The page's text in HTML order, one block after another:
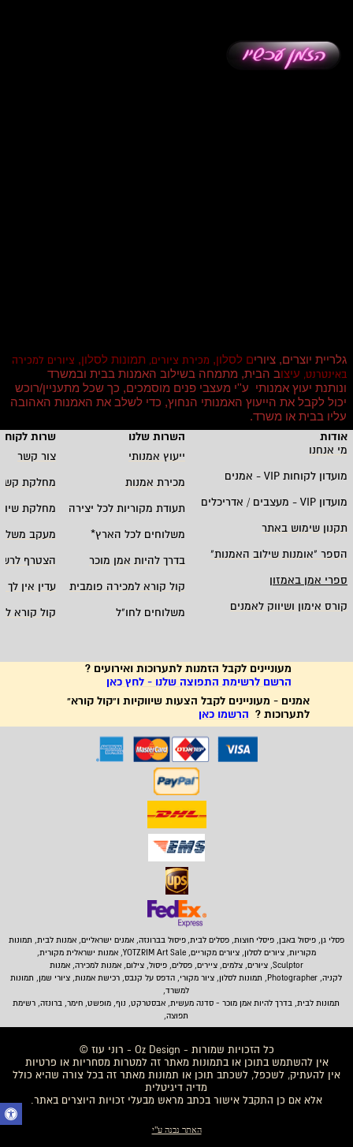
גלריית יוצרים, ציורים לסלון, מכירת ציורים, תמונות לסלון, ציורים למכירה
באינטרנט, עיצוב הבית, מתמחה בשילוב האמנות בבית ובמשרד
ונותנת יעוץ אמנותי ע''י מעצבי פנים מוסמכים, כך שכל מתעניין/רוכש
יכול לקבל את הייעוץ האמנותי הנחוץ, כדי לשלב את האמנות האהובה
עליו בבית או משרד.
כל הזכויות שמורות - Oz Design - רוני עוז ©
אין להשתמש בתוכן או בתמונות מאתר זה למטרות מסחריות או פרטיות
אין להעתיק, לשכפל, לשכתב תוכן או תמונות מאתר זה בכל צורה שהיא כולל
מדיה דיגיטלית
אלא אם כן התקבל אישור בכתב מראש מבעלי זכויות היוצרים באתר.
פסלי גן, פיסול באבן, פיסלי חוצות, פסלים לבית,פיסול בברונזה, אמנים ישראליים, אמנות לבית, תמונות
מקוריות, ציורים לסלון, ציורים מקוריים, YOTZRIM Art Sale, אמנות ישראלית מקורית,
Sculptor, ציורים, צלמים, ציירים, פסלים, פיסול, צילום, אמנות למכירה, אמנות
לקניה, Photographer, תמונות לסלון, ציור מקורי, הדפס על קנבס, רכישת אמנות, ציורי שמן, תמונות
למשרד,
תמונות לבית, בדרך להיות אמן מוכר - סדנה מעשית, אבסטרקט, נוף, מופשט, חימר, ברונזה, רשימת
תפוצה,
אודות השרות שלנו
שרות
מי אנחנו
ייעוץ אמנותי
צור קשר
מועדון לקוחותVIP - אמנים מכירת אמנות
מחלקת
מועדון
מעצבים / אדריכלים תעודת מקוריות לכל יצירה
מחלקת
תקנון שימוש באתר
משלוחים לכל הארץ*
מעקב
הספר "אומנות שילוב האמנות" בדרך להיות אמן מוכר
הצטרף
ספרי אמן באמזון
קול קורא למכירה פומבית
עדין אין לך
קורס אימון ושיווק לאמנים
משלוחים לחו"ל קול קורא
מעוניינים לקבל הזמנות לתערוכות ואירועים ?
הרשם לרשימת התפוצה שלנו - לחץ כאן
אמנים - מעוניינים לקבל הצעות שיווקיות ו"קול קורא"
לתערוכות ? הרשמו כאן
האתר נבנה ע"י